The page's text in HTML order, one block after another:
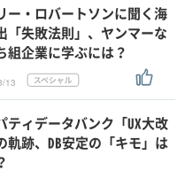
ー・ロバートソンに聞く海
「失敗法則」、ヤンマーな
組企業に学ぶには？
13
ティデータバンク「UX大改
軌跡、DB安定の「キモ」は